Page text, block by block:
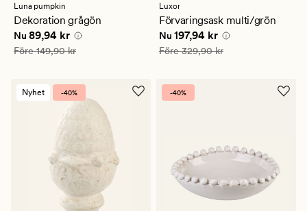
Luna pumpkin
Dekoration grågön
Nuvarande pris
Nu 89,94 kr
Ordinarie pris 149,90 kr
Före149,90 kr
Luxor
Förvaringsask multi/grön
Nuvarande pris
Nu 197,94 kr
Ordinarie pris 329,90 kr
Före329,90 kr
Nyhet -40% -40%